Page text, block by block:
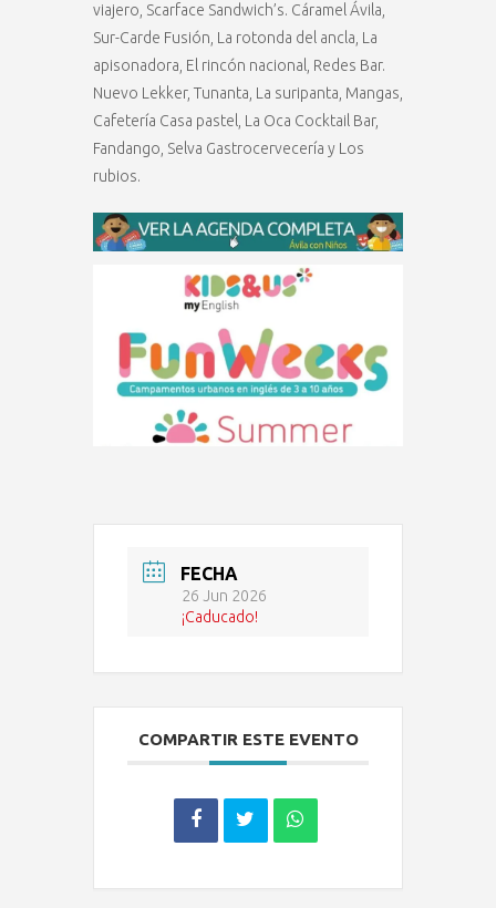
viajero, Scarface Sandwich’s. Cáramel Ávila,
Sur-Carde Fusión, La rotonda del ancla, La
apisonadora, El rincón nacional, Redes Bar.
Nuevo Lekker, Tunanta, La suripanta, Mangas,
Cafetería Casa pastel, La Oca Cocktail Bar,
Fandango, Selva Gastrocervecería y Los
rubios.
FECHA
26 Jun 2026
¡Caducado!
COMPARTIR ESTE EVENTO